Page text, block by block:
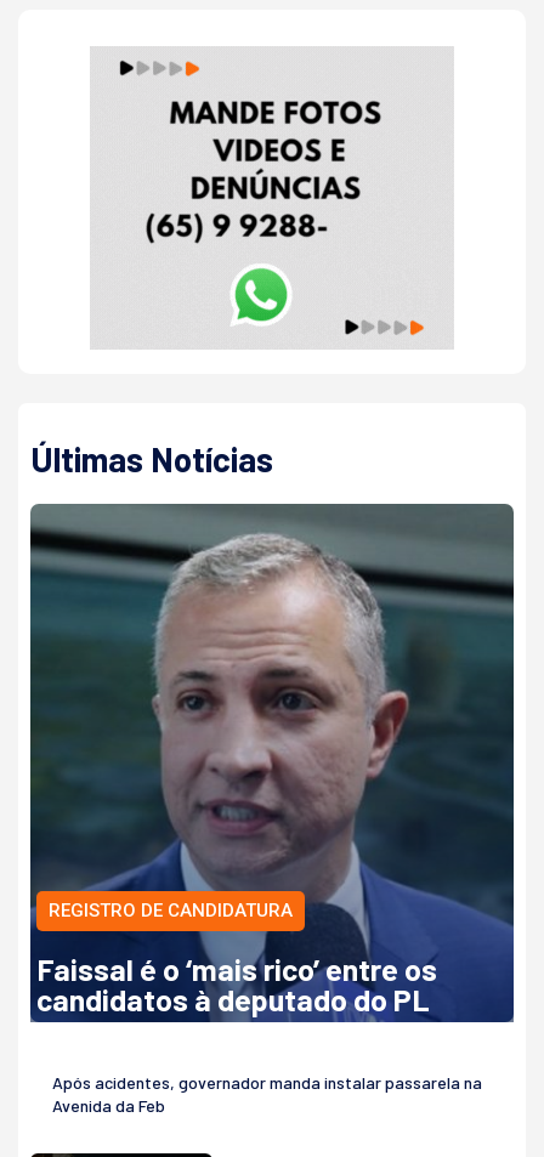
Últimas Notícias
REGISTRO DE CANDIDATURA
Faissal é o ‘mais rico’ entre os
candidatos à deputado do PL
Após acidentes, governador manda instalar passarela na
Avenida da Feb